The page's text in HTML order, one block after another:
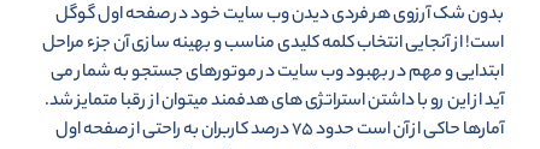
بدون شک آرزوی هر فردی دیدن وب سایت خود در صفحه اول گوگل
است! از آنجایی انتخاب کلمه کلیدی مناسب و بهینه سازی آن جزء مراحل
ابتدایی و مهم در بهبود وب سایت در موتورهای جستجو به شمار می
آید از این رو با داشتن استراتژی های هدفمند میتوان از رقبا متمایز شد.
آمارها حاکی از آن است حدود ۷۵ درصد کاربران به راحتی از صفحه اول